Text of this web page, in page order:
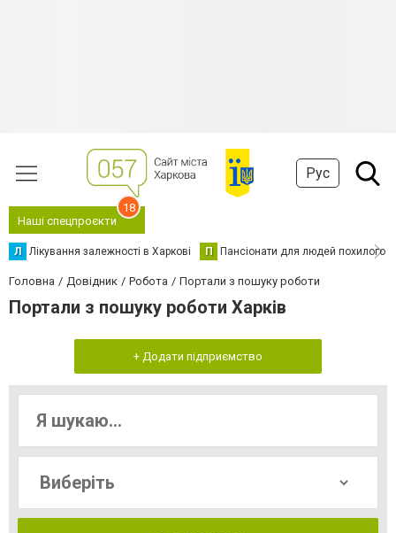
Рус
Наші спецпроєкти
18
Л Лікування залежності в Харкові П Пансіонати для людей похилого
Головна Довідник Робота Портали з пошуку роботи
Портали з пошуку роботи Харків
+ Додати підприємство